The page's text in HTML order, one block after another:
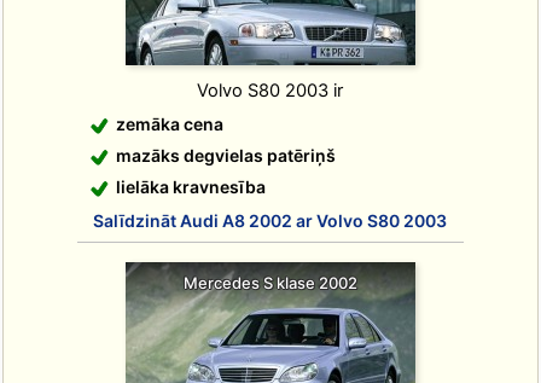
Volvo S80 2003 ir
zemāka cena
mazāks degvielas patēriņš
lielāka kravnesība
Salīdzināt Audi A8 2002 ar Volvo S80 2003
Mercedes S klase 2002